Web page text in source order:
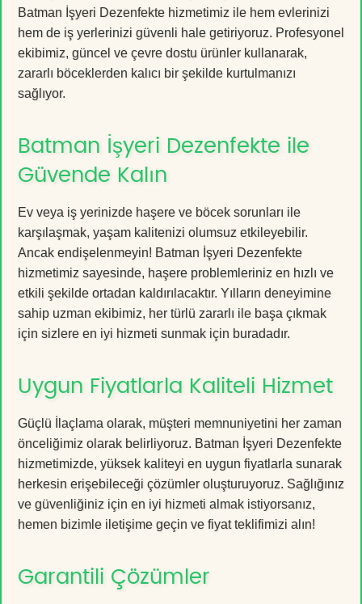
Batman İşyeri Dezenfekte hizmetimiz ile hem evlerinizi
hem de iş yerlerinizi güvenli hale getiriyoruz. Profesyonel
ekibimiz, güncel ve çevre dostu ürünler kullanarak,
zararlı böceklerden kalıcı bir şekilde kurtulmanızı
sağlıyor.
Batman İşyeri Dezenfekte ile
Güvende Kalın
Ev veya iş yerinizde haşere ve böcek sorunları ile
karşılaşmak, yaşam kalitenizi olumsuz etkileyebilir.
Ancak endişelenmeyin! Batman İşyeri Dezenfekte
hizmetimiz sayesinde, haşere problemleriniz en hızlı ve
etkili şekilde ortadan kaldırılacaktır. Yılların deneyimine
sahip uzman ekibimiz, her türlü zararlı ile başa çıkmak
için sizlere en iyi hizmeti sunmak için buradadır.
Uygun Fiyatlarla Kaliteli Hizmet
Güçlü İlaçlama olarak, müşteri memnuniyetini her zaman
önceliğimiz olarak belirliyoruz. Batman İşyeri Dezenfekte
hizmetimizde, yüksek kaliteyi en uygun fiyatlarla sunarak
herkesin erişebileceği çözümler oluşturuyoruz. Sağlığınız
ve güvenliğiniz için en iyi hizmeti almak istiyorsanız,
hemen bizimle iletişime geçin ve fiyat teklifimizi alın!
Garantili Çözümler